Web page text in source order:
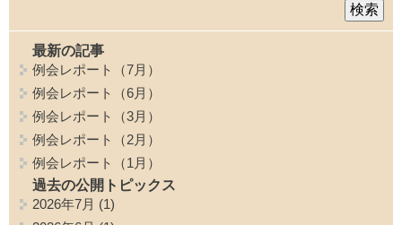
最新の記事
例会レポート（7月）
例会レポート（6月）
例会レポート（3月）
例会レポート（2月）
例会レポート（1月）
過去の公開トピックス
2026年7月 (1)